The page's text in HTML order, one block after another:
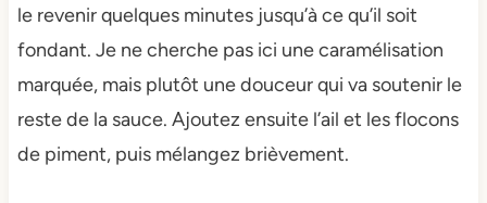
le revenir quelques minutes jusqu’à ce qu’il soit
fondant. Je ne cherche pas ici une caramélisation
marquée, mais plutôt une douceur qui va soutenir le
reste de la sauce. Ajoutez ensuite l’ail et les flocons
de piment, puis mélangez brièvement.